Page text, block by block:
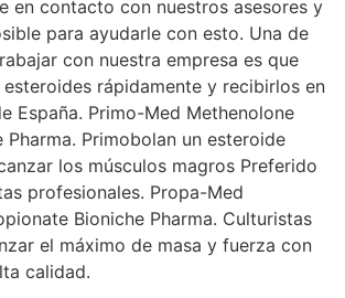
en contacto con nuestros asesores y
para ayudarle con esto. Una de
con nuestra empresa es que
rápidamente y recibirlos en
España. Primo-Med Methenolone
Pharma. Primobolan un esteroide
los músculos magros Preferido
profesionales. Propa-Med
Bioniche Pharma. Culturistas
el máximo de masa y fuerza con
calidad.